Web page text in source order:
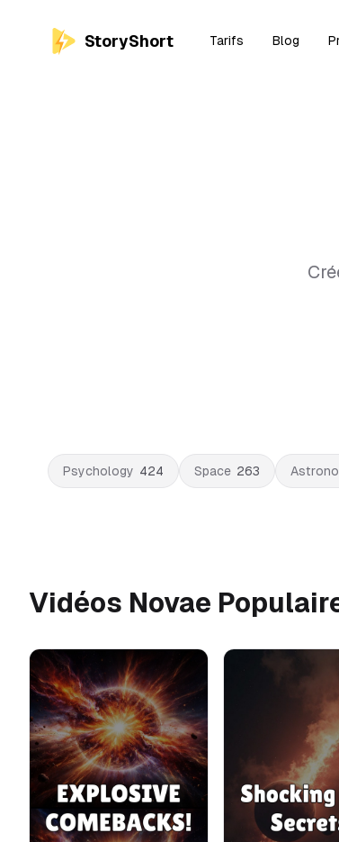
StoryShort Tarifs Blog
Psychology 424 Space 263
Vidéos Novae